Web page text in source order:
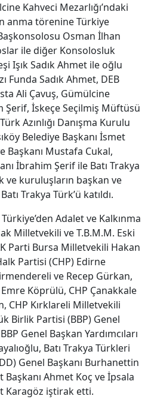
Kahveci Mezarlığı’ndaki
anma törenine Türkiye
Osman İlhan
ile diğer Konsolosluk
Işık Sadık Ahmet ile oğlu
Funda Sadık Ahmet, DEB
Ali Çavuş, Gümülcine
İskeçe Seçilmiş Müftüsü
Azınlığı Danışma Kurulu
Belediye Başkanı İsmet
Başkanı Mustafa Cukal,
İbrahim Şerif ile Batı Trakya
ve kuruluşların başkan ve
Trakya Türk’ü katıldı.
Adalet ve Kalkınma
Milletvekili ve T.B.M.M. Eski
Parti Bursa Milletvekili Hakan
Partisi (CHP) Edirne
ve Recep Gürkan,
Köprülü, CHP Çanakkale
CHP Kırklareli Milletvekili
Birlik Partisi (BBP) Genel
Genel Başkan Yardımcıları
Batı Trakya Türkleri
Genel Başkanı Burhanettin
Başkanı Ahmet Koç ve İpsala
Karagöz iştirak etti.